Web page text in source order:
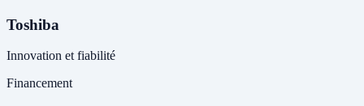
Toshiba
Innovation et fiabilité
Financement